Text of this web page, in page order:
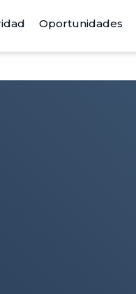
Oportunidades